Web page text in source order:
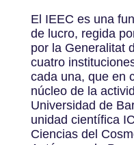
El IEEC es una
de lucro, regida
por la Generalitat
cuatro
cada una, que en
núcleo de la
Universidad de
unidad científica
Ciencias del